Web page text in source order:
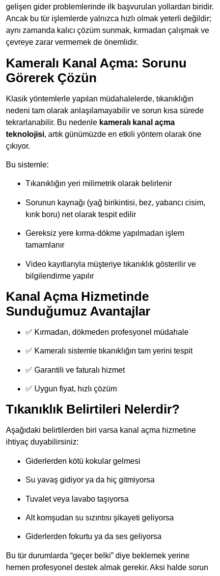
gelişen gider problemlerinde ilk başvurulan yollardan biridir.
Ancak bu tür işlemlerde yalnızca hızlı olmak yeterli değildir;
aynı zamanda kalıcı çözüm sunmak, kırmadan çalışmak ve
çevreye zarar vermemek de önemlidir.
Kameralı Kanal Açma: Sorunu
Görerek Çözün
Klasik yöntemlerle yapılan müdahalelerde, tıkanıklığın
nedeni tam olarak anlaşılamayabilir ve sorun kısa sürede
tekrarlanabilir. Bu nedenle kameralı kanal açma
teknolojisi, artık günümüzde en etkili yöntem olarak öne
çıkıyor.
Bu sistemle:
Tıkanıklığın yeri milimetrik olarak belirlenir
Sorunun kaynağı (yağ birikintisi, bez, yabancı cisim,
kırık boru) net olarak tespit edilir
Gereksiz yere kırma-dökme yapılmadan işlem
tamamlanır
Video kayıtlarıyla müşteriye tıkanıklık gösterilir ve
bilgilendirme yapılır
Kanal Açma Hizmetinde
Sunduğumuz Avantajlar
✅ Kırmadan, dökmeden profesyonel müdahale
✅ Kameralı sistemle tıkanıklığın tam yerini tespit
✅ Garantili ve faturalı hizmet
✅ Uygun fiyat, hızlı çözüm
Tıkanıklık Belirtileri Nelerdir?
Aşağıdaki belirtilerden biri varsa kanal açma hizmetine
ihtiyaç duyabilirsiniz:
Giderlerden kötü kokular gelmesi
Su yavaş gidiyor ya da hiç gitmiyorsa
Tuvalet veya lavabo taşıyorsa
Alt komşudan su sızıntısı şikayeti geliyorsa
Giderlerden fokurtu ya da ses geliyorsa
Bu tür durumlarda “geçer belki” diye beklemek yerine
hemen profesyonel destek almak gerekir. Aksi halde sorun